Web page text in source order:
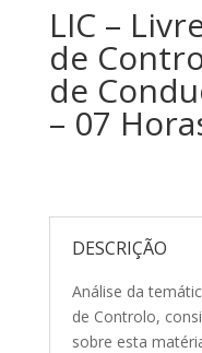
LIC –
de
de
– 07
DESCRIÇÃO
Análise da
de Controlo,
sobre esta